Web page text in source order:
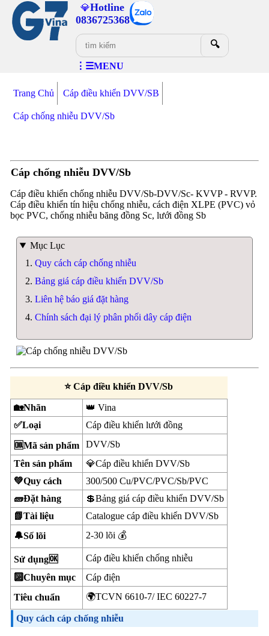
💎Hotline
0836725368
🔍
⋮☰MENU
Trang Chủ Cáp điều khiển DVV/SB
Cáp chống nhiễu DVV/Sb
Cáp chống nhiễu DVV/Sb
Cáp điều khiển chống nhiễu DVV/Sb-DVV/Sc- KVVP - RVVP.
Cáp điều khiển tín hiệu chống nhiễu, cách điện XLPE (PVC) vỏ
bọc PVC, chống nhiễu băng đồng Sc, lưới đồng Sb
Mục Lục
Quy cách cáp chống nhiễu
Bảng giá cáp điều khiển DVV/Sb
Liên hệ báo giá đặt hàng
Chính sách đại lý phân phối dây cáp điện
⭐ Cáp điều khiển DVV/Sb
🏡Nhãn
👑 Vina
✅Loại
Cáp điều khiển lưới đồng
🆒Mã sản phẩm
DVV/Sb
Tên sản phẩm
💎Cáp điều khiển DVV/Sb
💚Quy cách
300/500 Cu/PVC/PVC/Sb/PVC
🧱Đặt hàng
💲Bảng giá cáp điều khiển DVV/Sb
📗Tài liệu
Catalogue cáp điều khiển DVV/Sb
🔔Số lõi
2-30 lõi 💰
Sử dụng🆗
Cáp điều khiển chống nhiễu
🔟Chuyên mục
Cáp điện
Tiêu chuẩn
🌍TCVN 6610-7/ IEC 60227-7
Quy cách cáp chống nhiễu